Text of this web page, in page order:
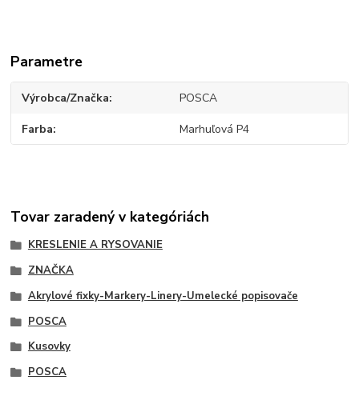
Parametre
Výrobca/Značka POSCA
Farba Marhuľová P4
Tovar zaradený v kategóriách
KRESLENIE A RYSOVANIE
ZNAČKA
Akrylové fixky-Markery-Linery-Umelecké popisovače
POSCA
Kusovky
POSCA